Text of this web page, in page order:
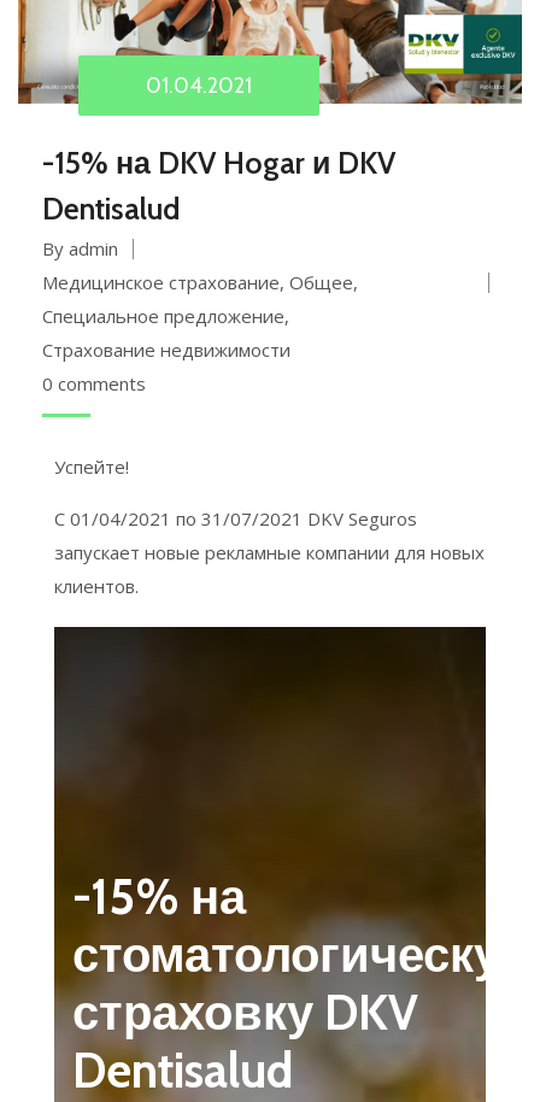
01.04.2021
-15% на DKV Hogar и DKV
Dentisalud
By admin
Медицинское страхование, Общее,
Специальное предложение,
Страхование недвижимости
0 comments
Успейте!
С 01/04/2021 по 31/07/2021 DKV Seguros
запускает новые рекламные компании для новых
клиентов.
-15% на
страховку DKV
Dentisalud